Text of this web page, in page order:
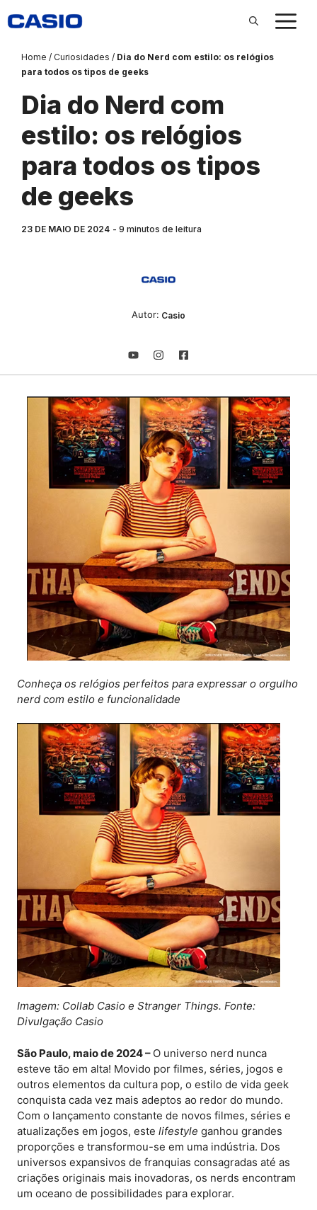
para
conteúdo
Home / Curiosidades / Dia do Nerd com estilo: os relógios
para todos os tipos de geeks
Dia do Nerd com
estilo: os relógios
para todos os tipos
de geeks
23 DE MAIO DE 2024 9 minutos de leitura
Autor:‎‎‎‎‎‎‎‎‎ Casio
Conheça os relógios perfeitos para expressar o orgulho
nerd com estilo e funcionalidade
Imagem: Collab Casio e Stranger Things. Fonte:
Divulgação Casio
São Paulo, maio de 2024 – O universo nerd nunca
esteve tão em alta! Movido por filmes, séries, jogos e
outros elementos da cultura pop, o estilo de vida geek
conquista cada vez mais adeptos ao redor do mundo.
Com o lançamento constante de novos filmes, séries e
atualizações em jogos, este lifestyle ganhou grandes
proporções e transformou-se em uma indústria. Dos
universos expansivos de franquias consagradas até as
criações originais mais inovadoras, os nerds encontram
um oceano de possibilidades para explorar.